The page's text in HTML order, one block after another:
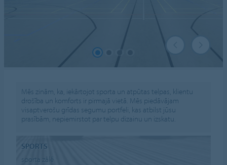
Mēs zinām, ka, iekārtojot sporta un atpūtas telpas, klientu
drošība un komforts ir pirmajā vietā. Mēs piedāvājam
visaptverošu grīdas segumu portfeli, kas atbilst jūsu
prasībām, nepiemirstot par telpu dizainu un izskatu.
SPORTS
sporta zālē